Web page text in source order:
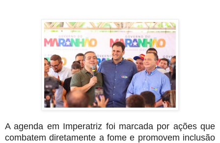
A agenda em Imperatriz foi marcada por ações que
combatem diretamente a fome e promovem inclusão